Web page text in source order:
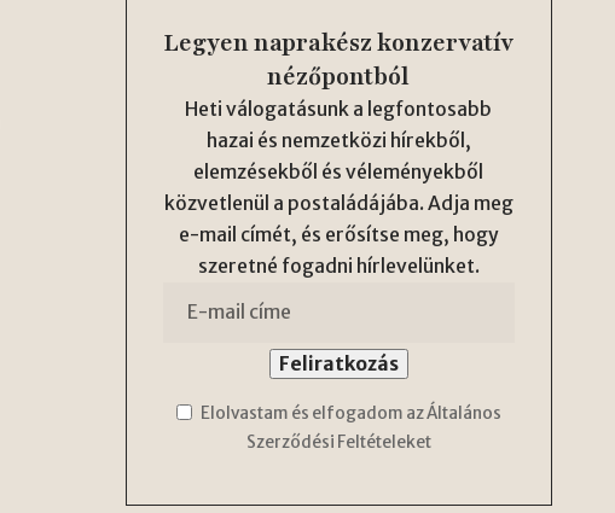
Legyen naprakész konzervatív
nézőpontból
Heti válogatásunk a legfontosabb
hazai és nemzetközi hírekből,
elemzésekből és véleményekből
közvetlenül a postaládájába. Adja meg
e-mail címét, és erősítse meg, hogy
szeretné fogadni hírlevelünket.
Elolvastam és elfogadom az Általános
Szerződési Feltételeket